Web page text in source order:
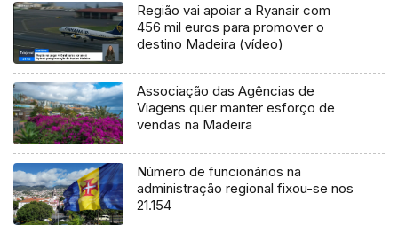
Região vai apoiar a Ryanair com
456 mil euros para promover o
destino Madeira (vídeo)
Associação das Agências de
Viagens quer manter esforço de
vendas na Madeira
Número de funcionários na
administração regional fixou-se nos
21.154